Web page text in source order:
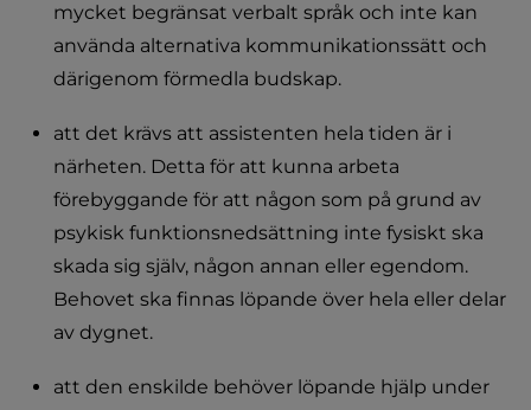
mycket begränsat verbalt språk och inte kan
använda alternativa kommunikationssätt och
därigenom förmedla budskap.
att det krävs att assistenten hela tiden är i
närheten. Detta för att kunna arbeta
förebyggande för att någon som på grund av
psykisk funktionsnedsättning inte fysiskt ska
skada sig själv, någon annan eller egendom.
Behovet ska finnas löpande över hela eller delar
av dygnet.
att den enskilde behöver löpande hjälp under